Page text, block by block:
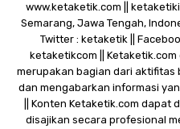
www.ketaketik.com ||
Semarang, Jawa Tengah,
Twitter : ketaketik ||
ketaketikcom ||
merupakan bagian dari aktifitas
dan mengabarkan informasi
|| Konten Ketaketik.com
disajikan secara profesional